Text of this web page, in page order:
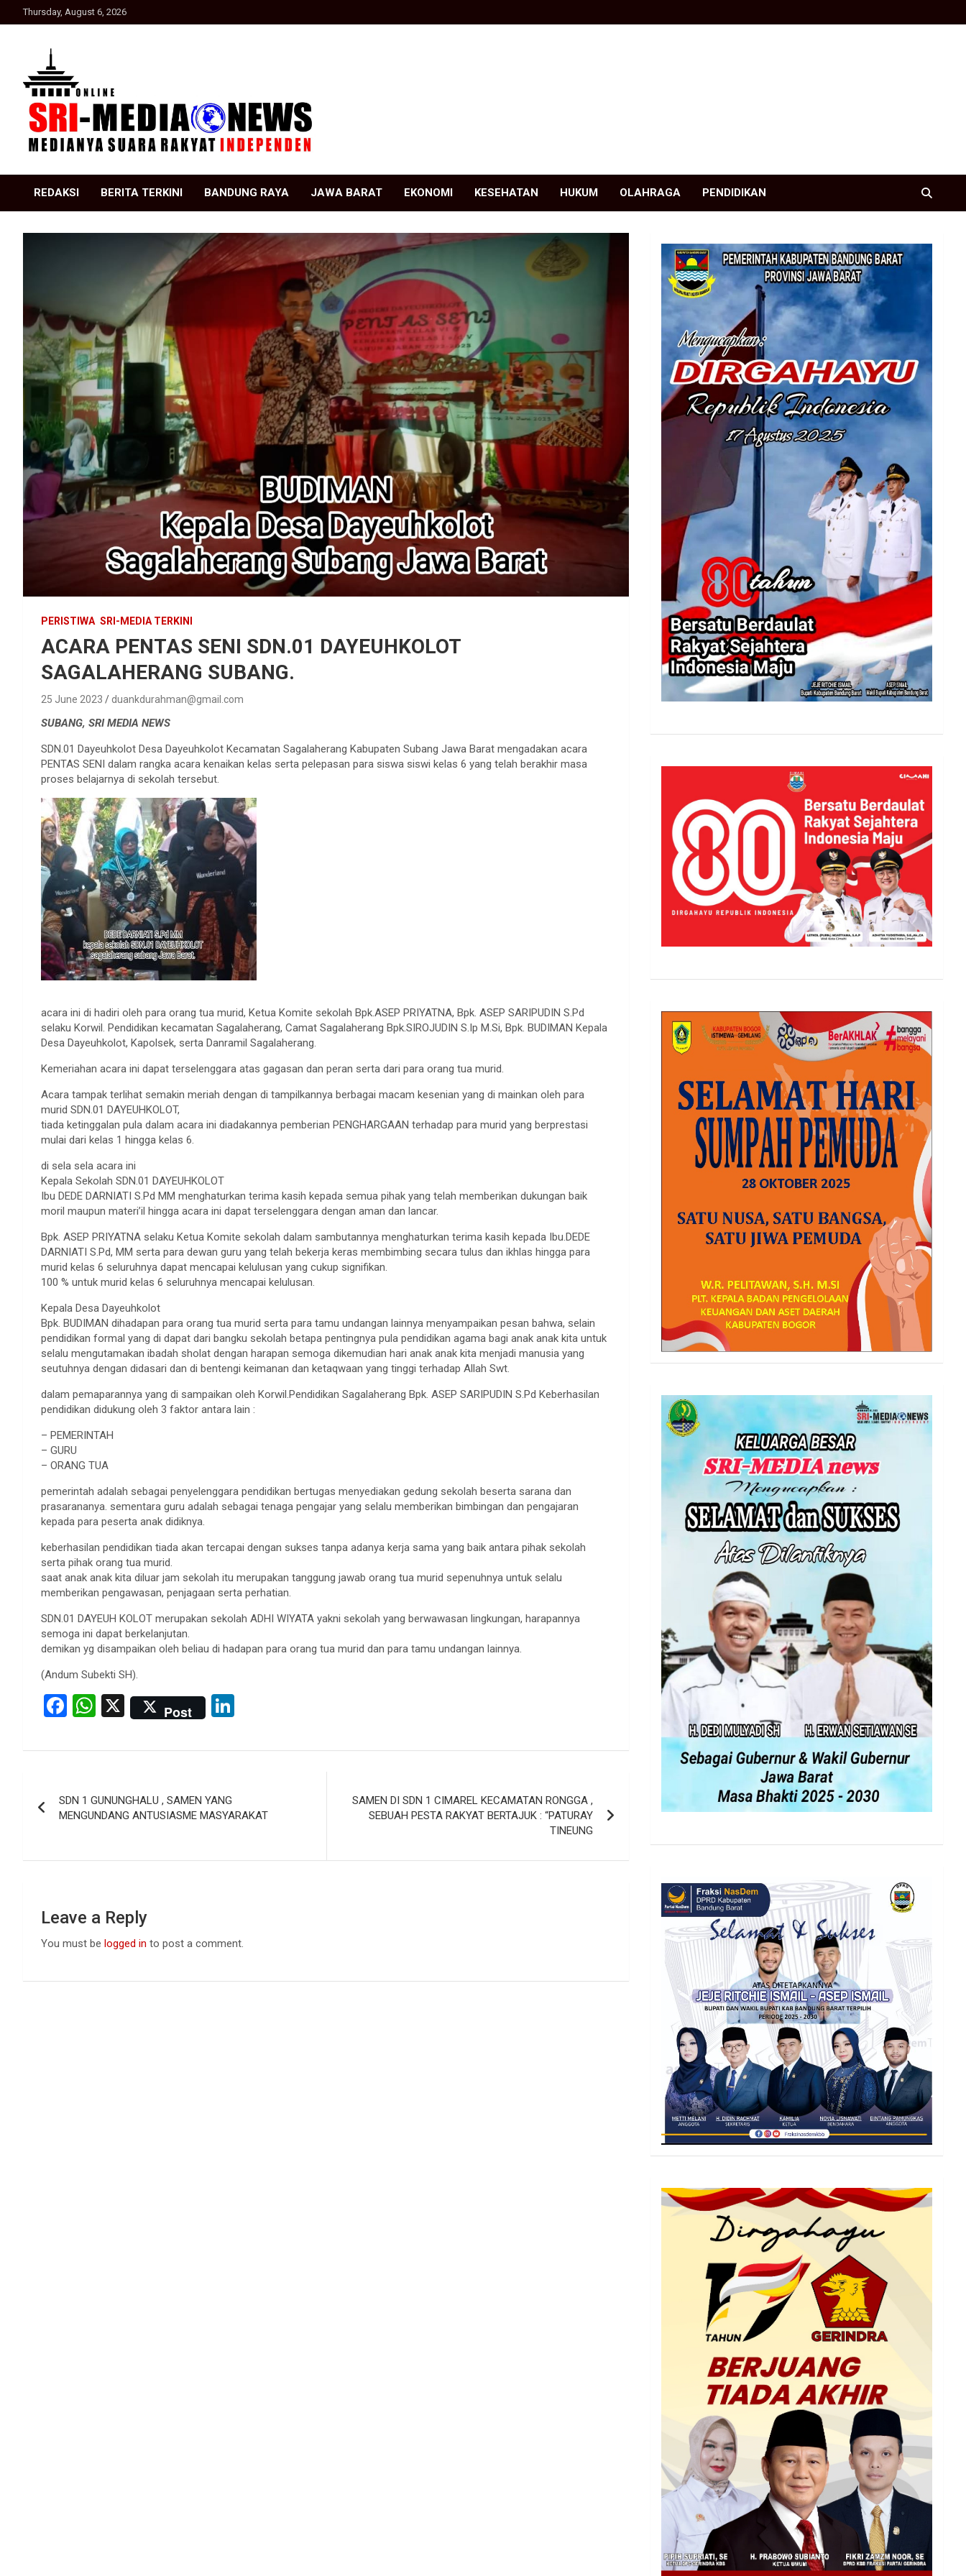
to
Thursday, August 6, 2026
SRI Media news
REDAKSI BERITA TERKINI BANDUNG RAYA JAWA BARAT EKONOMI KESEHATAN HUKUM OLAHRAGA PENDIDIKAN
PERISTIWA SRI-MEDIA TERKINI
ACARA PENTAS SENI SDN.01 DAYEUHKOLOT
SAGALAHERANG SUBANG.
25 June 2023 duankdurahman@gmail.com
SUBANG, SRI MEDIA NEWS
SDN.01 Dayeuhkolot Desa Dayeuhkolot Kecamatan Sagalaherang Kabupaten Subang Jawa Barat mengadakan acara
PENTAS SENI dalam rangka acara kenaikan kelas serta pelepasan para siswa siswi kelas 6 yang telah berakhir masa
proses belajarnya di sekolah tersebut.
acara ini di hadiri oleh para orang tua murid, Ketua Komite sekolah Bpk.ASEP PRIYATNA, Bpk. ASEP SARIPUDIN S.Pd
selaku Korwil. Pendidikan kecamatan Sagalaherang, Camat Sagalaherang Bpk.SIROJUDIN S.Ip M.Si, Bpk. BUDIMAN Kepala
Desa Dayeuhkolot, Kapolsek, serta Danramil Sagalaherang.
Kemeriahan acara ini dapat terselenggara atas gagasan dan peran serta dari para orang tua murid.
Acara tampak terlihat semakin meriah dengan di tampilkannya berbagai macam kesenian yang di mainkan oleh para
murid SDN.01 DAYEUHKOLOT,
tiada ketinggalan pula dalam acara ini diadakannya pemberian PENGHARGAAN terhadap para murid yang berprestasi
mulai dari kelas 1 hingga kelas 6.
di sela sela acara ini
Kepala Sekolah SDN.01 DAYEUHKOLOT
Ibu DEDE DARNIATI S.Pd MM menghaturkan terima kasih kepada semua pihak yang telah memberikan dukungan baik
moril maupun materi’il hingga acara ini dapat terselenggara dengan aman dan lancar.
Bpk. ASEP PRIYATNA selaku Ketua Komite sekolah dalam sambutannya menghaturkan terima kasih kepada Ibu.DEDE
DARNIATI S.Pd, MM serta para dewan guru yang telah bekerja keras membimbing secara tulus dan ikhlas hingga para
murid kelas 6 seluruhnya dapat mencapai kelulusan yang cukup signifikan.
100 % untuk murid kelas 6 seluruhnya mencapai kelulusan.
Kepala Desa Dayeuhkolot
Bpk. BUDIMAN dihadapan para orang tua murid serta para tamu undangan lainnya menyampaikan pesan bahwa, selain
pendidikan formal yang di dapat dari bangku sekolah betapa pentingnya pula pendidikan agama bagi anak anak kita untuk
selalu mengutamakan ibadah sholat dengan harapan semoga dikemudian hari anak anak kita menjadi manusia yang
seutuhnya dengan didasari dan di bentengi keimanan dan ketaqwaan yang tinggi terhadap Allah Swt.
dalam pemaparannya yang di sampaikan oleh Korwil.Pendidikan Sagalaherang Bpk. ASEP SARIPUDIN S.Pd Keberhasilan
pendidikan didukung oleh 3 faktor antara lain :
– PEMERINTAH
– GURU
– ORANG TUA
pemerintah adalah sebagai penyelenggara pendidikan bertugas menyediakan gedung sekolah beserta sarana dan
prasarananya. sementara guru adalah sebagai tenaga pengajar yang selalu memberikan bimbingan dan pengajaran
kepada para peserta anak didiknya.
keberhasilan pendidikan tiada akan tercapai dengan sukses tanpa adanya kerja sama yang baik antara pihak sekolah
serta pihak orang tua murid.
saat anak anak kita diluar jam sekolah itu merupakan tanggung jawab orang tua murid sepenuhnya untuk selalu
memberikan pengawasan, penjagaan serta perhatian.
SDN.01 DAYEUH KOLOT merupakan sekolah ADHI WIYATA yakni sekolah yang berwawasan lingkungan, harapannya
semoga ini dapat berkelanjutan.
demikan yg disampaikan oleh beliau di hadapan para orang tua murid dan para tamu undangan lainnya.
(Andum Subekti SH).
F
ce
o
o
W
at
A
p
X Post
ke
navigation
SDN 1 GUNUNGHALU , SAMEN YANG
MENGUNDANG ANTUSIASME MASYARAKAT
SAMEN DI SDN 1 CIMAREL KECAMATAN RONGGA ,
SEBUAH PESTA RAKYAT BERTAJUK : “PATURAY
TINEUNG
Leave a Reply
You must be logged in to post a comment.